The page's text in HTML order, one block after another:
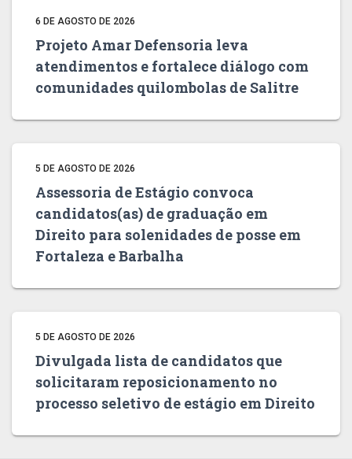
6 DE AGOSTO DE 2026
Projeto Amar Defensoria leva
atendimentos e fortalece diálogo com
comunidades quilombolas de Salitre
5 DE AGOSTO DE 2026
Assessoria de Estágio convoca
candidatos(as) de graduação em
Direito para solenidades de posse em
Fortaleza e Barbalha
5 DE AGOSTO DE 2026
Divulgada lista de candidatos que
solicitaram reposicionamento no
processo seletivo de estágio em Direito